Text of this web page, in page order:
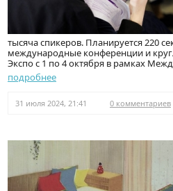
тысяча спикеров. Планируется 220
международные конференции и
Экспо с 1 по 4 октября в рамках
подробнее
31 июля 2024, 21:41 0 комментариев